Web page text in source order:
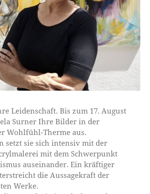
Leidenschaft. Bis zum 17. August
Surner Ihre Bilder in der
Wohlfühl-Therme aus.
setzt sie sich intensiv mit der
mit dem Schwerpunkt
auseinander. Ein kräftiger
die Aussagekraft der
Werke.